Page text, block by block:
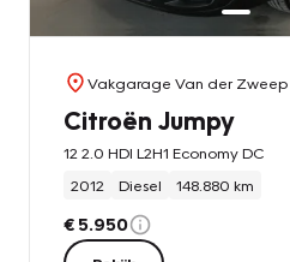
Vakgarage Van der Zweep
Citroën Jumpy
12 2.0 HDI L2H1 Economy DC
2012
Diesel 148.880 km
€ 5.950